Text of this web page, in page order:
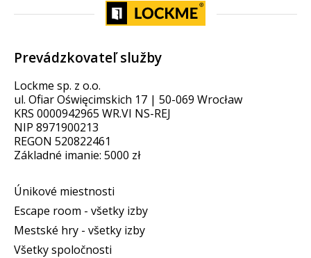
Prevádzkovateľ služby
Lockme sp. z o.o.
ul. Ofiar Oświęcimskich 17 | 50-069 Wrocław
KRS 0000942965 WR.VI NS-REJ
NIP 8971900213
REGON 520822461
Základné imanie: 5000 zł
Únikové miestnosti
Escape room - všetky izby
Mestské hry - všetky izby
Všetky spoločnosti